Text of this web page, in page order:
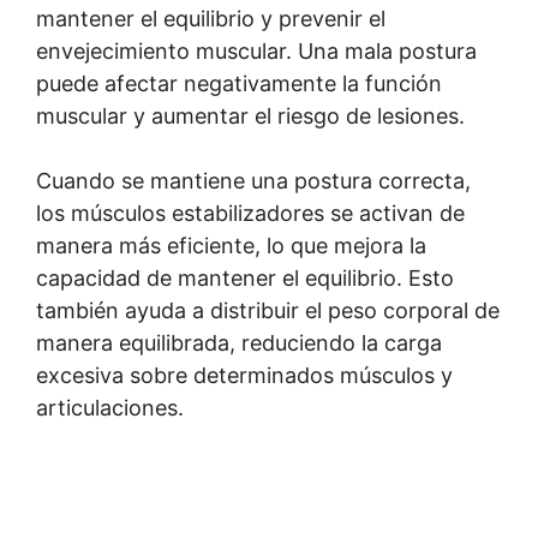
mantener el equilibrio y prevenir el
envejecimiento muscular. Una mala postura
puede afectar negativamente la función
muscular y aumentar el riesgo de lesiones.
Cuando se mantiene una postura correcta,
los músculos estabilizadores se activan de
manera más eficiente, lo que mejora la
capacidad de mantener el equilibrio. Esto
también ayuda a distribuir el peso corporal de
manera equilibrada, reduciendo la carga
excesiva sobre determinados músculos y
articulaciones.